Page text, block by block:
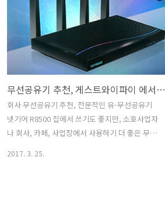
무선공유기 추천, 게스트와이파이 에서 듀얼밴드 되는 넷기어 R8500
회사 무선공유기 추천, 전문적인 유-무선공유기
넷기어 R8500 집에서 쓰기도 좋지만, 소호사업자
나 회사, 카페, 사업장에서 사용하기 더 좋은 무선
2017. 3. 25.